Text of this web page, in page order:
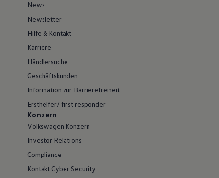
News
Newsletter
Hilfe & Kontakt
Karriere
Händlersuche
Geschäftskunden
Information zur Barrierefreiheit
Ersthelfer/ first responder
Konzern
Volkswagen Konzern
Investor Relations
Compliance
Kontakt Cyber Security